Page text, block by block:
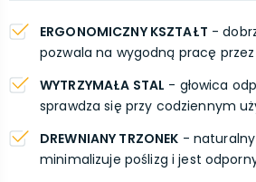
ERGONOMICZNY KSZTAŁT -
pozwala na wygodną pracę przez
WYTRZYMAŁA STAL - głowica
sprawdza się przy codziennym
DREWNIANY TRZONEK -
minimalizuje poślizg i jest